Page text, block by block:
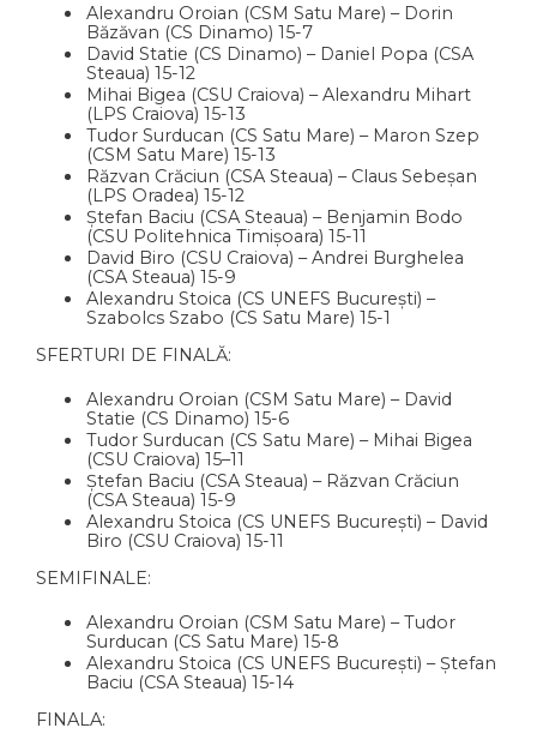
Alexandru Oroian (CSM Satu Mare) – Dorin
Băzăvan (CS Dinamo) 15-7
David Statie (CS Dinamo) – Daniel Popa (CSA
Steaua) 15-12
Mihai Bigea (CSU Craiova) – Alexandru Mihart
(LPS Craiova) 15-13
Tudor Surducan (CS Satu Mare) – Maron Szep
(CSM Satu Mare) 15-13
Răzvan Crăciun (CSA Steaua) – Claus Sebeșan
(LPS Oradea) 15-12
Ștefan Baciu (CSA Steaua) – Benjamin Bodo
(CSU Politehnica Timișoara) 15-11
David Biro (CSU Craiova) – Andrei Burghelea
(CSA Steaua) 15-9
Alexandru Stoica (CS UNEFS București) –
Szabolcs Szabo (CS Satu Mare) 15-1
SFERTURI DE FINALĂ:
Alexandru Oroian (CSM Satu Mare) – David
Statie (CS Dinamo) 15-6
Tudor Surducan (CS Satu Mare) – Mihai Bigea
(CSU Craiova) 15–11
Ștefan Baciu (CSA Steaua) – Răzvan Crăciun
(CSA Steaua) 15-9
Alexandru Stoica (CS UNEFS București) – David
Biro (CSU Craiova) 15-11
SEMIFINALE:
Alexandru Oroian (CSM Satu Mare) – Tudor
Surducan (CS Satu Mare) 15-8
Alexandru Stoica (CS UNEFS București) – Ștefan
Baciu (CSA Steaua) 15-14
FINALA: